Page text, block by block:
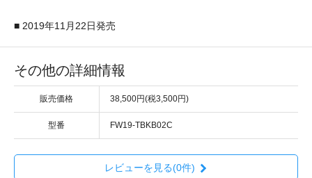
■ 2019年11月22日発売
その他の詳細情報
販売価格 38,500円(税3,500円)
型番 FW19-TBKB02C
レビューを見る(0件)